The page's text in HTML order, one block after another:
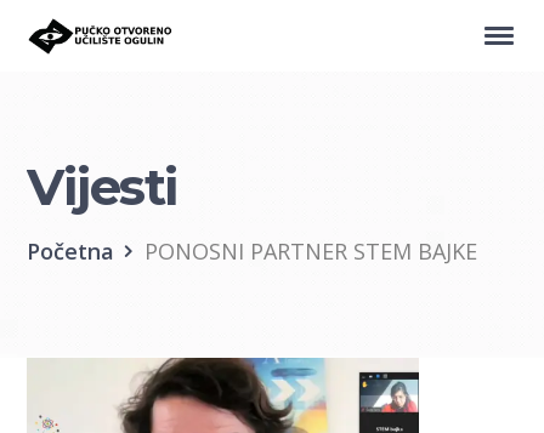
Vijesti
Početna PONOSNI PARTNER STEM BAJKE